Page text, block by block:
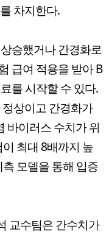
차지한다.
승했거나 간경화로
급여 적용을 받아 B
를 시작할 수 있다.
상이고 간경화가
바이러스 수치가 위
최대 8배까지 높
모델을 통해 입증
교수팀은 간수치가